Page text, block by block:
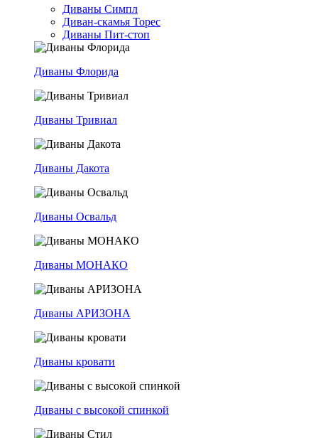
Диваны Симпл
Диван-скамья Торес
Диваны Пит-стоп
Диваны Флорида
Диваны Тривиал
Диваны Дакота
Диваны Освальд
Диваны МОНАКО
Диваны АРИЗОНА
Диваны кровати
Диваны с высокой спинкой